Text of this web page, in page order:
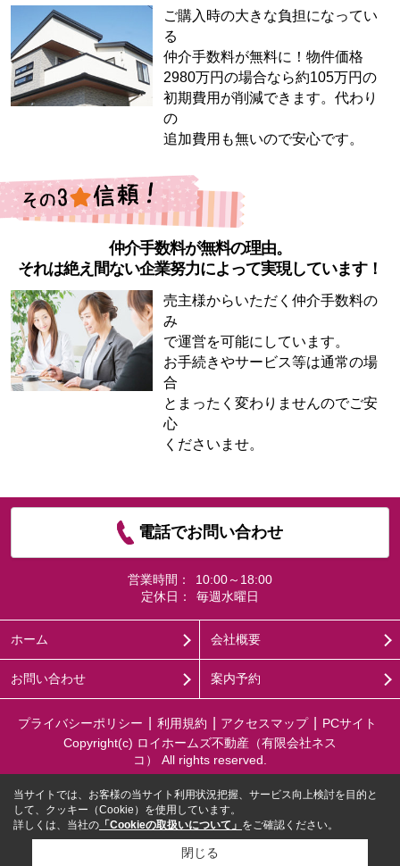
ご購入時の大きな負担になってい
る
仲介手数料が無料に！物件価格
2980万円の場合なら約105万円の
初期費用が削減できます。代わり
の
追加費用も無いので安心です。
仲介手数料が無料の理由。
それは絶え間ない企業努力によって実現しています！
売主様からいただく仲介手数料の
み
で運営を可能にしています。
お手続きやサービス等は通常の場
合
とまったく変わりませんのでご安
心
くださいませ。
電話でお問い合わせ
営業時間：
10:00～18:00
定休日：
毎週水曜日
ホーム 会社概要
お問い合わせ 案内予約
プライバシーポリシー 利用規約 アクセスマップ
PCサイト
Copyright(c) ロイホームズ不動産（有限会社ネス
コ） All rights reserved.
当サイトでは、お客様の当サイト利用状況把握、サービス向上検討を目的と
して、クッキー（Cookie）を使用しています。
詳しくは、当社の 「Cookieの取扱いについて」 をご確認ください。
閉じる